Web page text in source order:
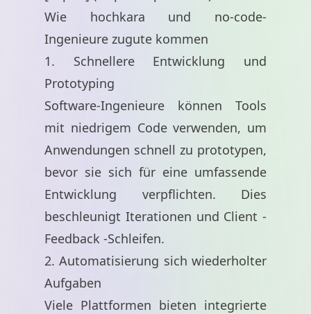
Wie hochkara und no-code-
Ingenieure zugute kommen
1. Schnellere Entwicklung und
Prototyping
Software-Ingenieure können Tools
mit niedrigem Code verwenden, um
Anwendungen schnell zu prototypen,
bevor sie sich für eine umfassende
Entwicklung verpflichten. Dies
beschleunigt Iterationen und Client -
Feedback -Schleifen.
2. Automatisierung sich wiederholter
Aufgaben
Viele Plattformen bieten integrierte